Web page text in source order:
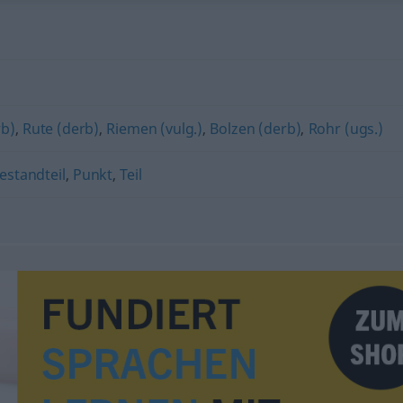
, Rute (derb), Riemen (vulg.), Bolzen (derb), Rohr (ugs.)
, Punkt,Teil